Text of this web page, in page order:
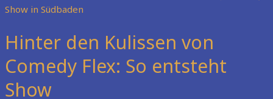
Hinter den Kulissen von
Comedy Flex: So entsteht
Show
den
von
Flex:
So